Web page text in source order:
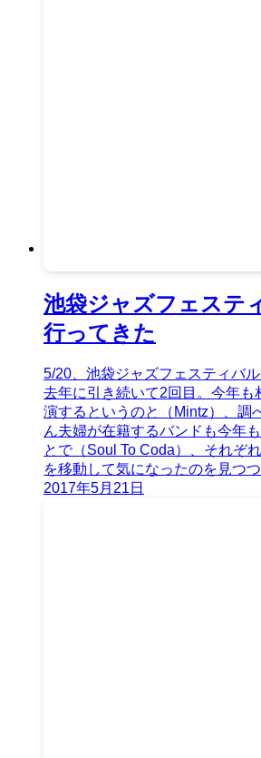
池袋ジャズフェステ
行ってきた
5/20、池袋ジャズフェスティバ
去年に引き続いて2回目。今年も
演するというのと（Mintz）、調
ん夫婦が在籍するバンドも今年
とで（Soul To Coda）、それぞ
を移動して気になったのを見つつ
2017年5月21日